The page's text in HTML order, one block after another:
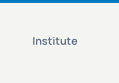
Institute